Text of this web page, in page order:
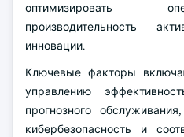
оптимизировать
производительность
инновации.
Ключевые факторы
управлению
прогнозного
кибербезопасность и